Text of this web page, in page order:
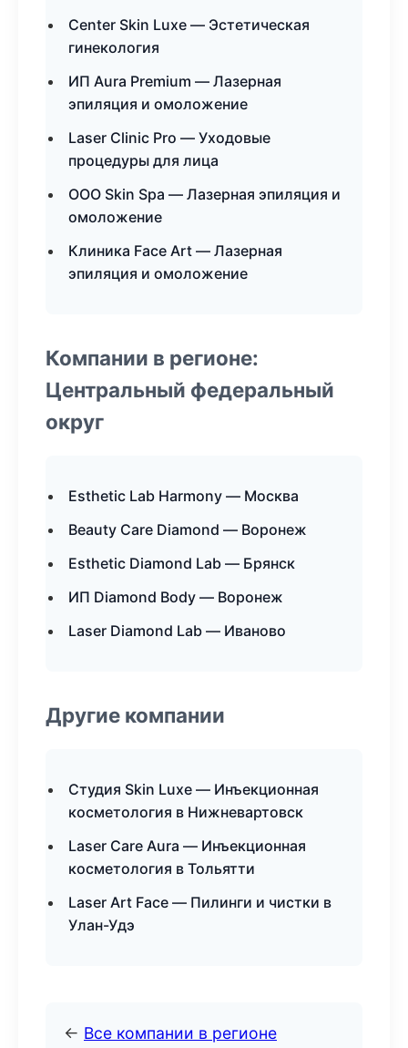
Center Skin Luxe — Эстетическая
гинекология
ИП Aura Premium — Лазерная
эпиляция и омоложение
Laser Clinic Pro — Уходовые
процедуры для лица
ООО Skin Spa — Лазерная эпиляция и
омоложение
Клиника Face Art — Лазерная
эпиляция и омоложение
Компании в регионе:
Центральный федеральный
округ
Esthetic Lab Harmony — Москва
Beauty Care Diamond — Воронеж
Esthetic Diamond Lab — Брянск
ИП Diamond Body — Воронеж
Laser Diamond Lab — Иваново
Другие компании
Студия Skin Luxe — Инъекционная
косметология в Нижневартовск
Laser Care Aura — Инъекционная
косметология в Тольятти
Laser Art Face — Пилинги и чистки в
Улан-Удэ
← Все компании в регионе